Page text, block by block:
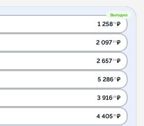
Выгодно
1 258.74₽
2 097.90₽
2 657.34₽
5 286.71₽
3 916.08₽
4 405.59₽